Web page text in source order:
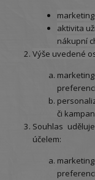
aktivita
nákupní
Výše uvedené
či
Souhlas
účelem: